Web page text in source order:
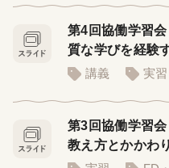
第4回協働学習
質な学びを経験
講義
実習
第3回協働学習
教え方とかかわ